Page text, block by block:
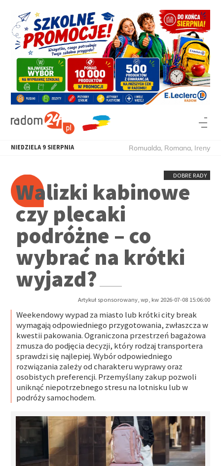
NIEDZIELA 9 SIERPNIA Romualda, Romana, Ireny
DOBRE RADY
Walizki kabinowe
czy plecaki
podróżne – co
wybrać na krótki
wyjazd?
Artykuł sponsorowany, wp, kw 2026-07-08 15:06:00
Weekendowy wypad za miasto lub krótki city break
wymagają odpowiedniego przygotowania, zwłaszcza w
kwestii pakowania. Ograniczona przestrzeń bagażowa
zmusza do podjęcia decyzji, który rodzaj transportera
sprawdzi się najlepiej. Wybór odpowiedniego
rozwiązania zależy od charakteru wyprawy oraz
osobistych preferencji. Przemyślany zakup pozwoli
uniknąć niepotrzebnego stresu na lotnisku lub w
podróży samochodem.